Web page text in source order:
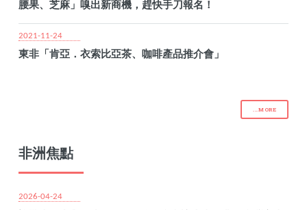
腰果、芝麻」嗅出新商機，趕快手刀報名！
2021-11-24
東非「肯亞．衣索比亞茶、咖啡產品推介會」
...MORE
非洲焦點
2026-04-24